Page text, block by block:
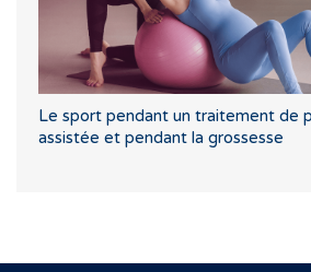
Le sport pendant un traitement de
assistée et pendant la grossesse